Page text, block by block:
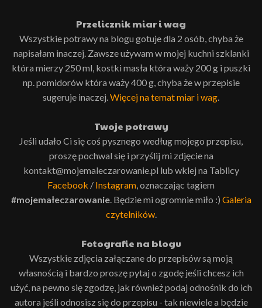
Przelicznik miar i wag
Wszystkie potrawy na blogu gotuje dla 2 osób, chyba że
napisałam inaczej. Zawsze używam w mojej kuchni szklanki
która mierzy 250 ml, kostki masła która waży 200 g i puszki
np. pomidorów która waży 400 g, chyba że w przepisie
sugeruje inaczej. Więcej na temat miar i wag
Twoje potrawy
Jeśli udało Ci się coś pysznego według mojego przepisu,
proszę pochwal się i przyślij mi zdjęcie na
kontakt@mojemaleczarowanie.pl lub wklej na Tablicy
Facebook / Instagram , oznaczając tagiem
#mojemałeczarowanie. Będzie mi ogromnie miło :) Galeria
czytelników.
Fotografie na blogu
Wszystkie zdjęcia załączane do przepisów są moją
własnością i bardzo proszę pytaj o zgodę jeśli chcesz ich
użyć, na pewno się zgodzę, jak również podaj odnośnik do ich
autora jeśli odnosisz się do przepisu - tak niewiele a będzie